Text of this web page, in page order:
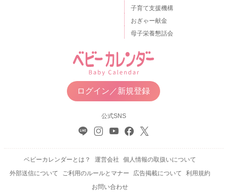
子育て支援機構
おぎゃー献金
母子栄養懇話会
ログイン／新規登録
公式SNS
ベビーカレンダーとは？ 運営会社
個人情報の取扱いについて
外部送信について
ご利用のルールとマナー 広告掲載について
利用規約
お問い合わせ